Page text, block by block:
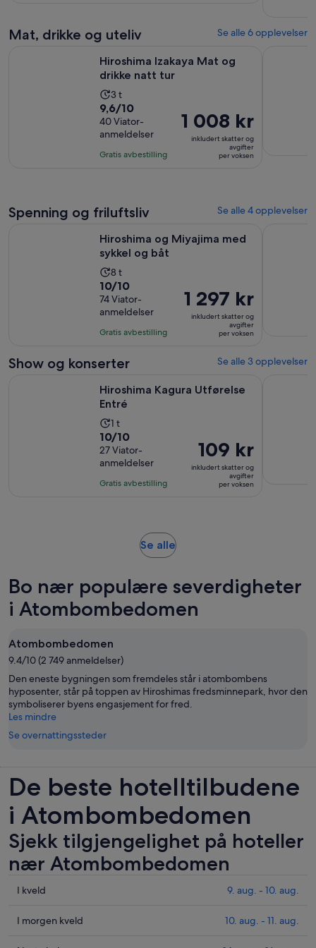
Mat, drikke og uteliv Se alle 6 opplevelser
Hiroshima Izakaya Mat og
drikke natt tur
Aktivitetens
varighet
er
3
timer
3 t
9.6
av
10
med
9,6/10
40 Viator-
anmeldelser
Gratis avbestilling
Prisen
er
1 008 kr
1 008 kr
inkludert skatter og
avgifter
per voksen
Spenning og friluftsliv Se alle 4 opplevelser
Hiroshima og Miyajima med
sykkel og båt
Aktivitetens
varighet
er
8
timer
8 t
10.0
av
10
med
anmeldelser
10/10
74 Viator-
anmeldelser
Gratis avbestilling
Prisen
er
1 297 kr
1 297 kr
inkludert skatter og
avgifter
per voksen
Show og konserter Se alle 3 opplevelser
Hiroshima Kagura Utførelse
Entré
Aktivitetens
varighet
er
1
time
1 t
10.0
av
10
med
10/10
27 Viator-
anmeldelser
Gratis avbestilling
Prisen
er
109 kr
109 kr
inkludert skatter og
avgifter
per voksen
Se alleÅpnes
ny
Bo nær populære severdigheter
i Atombombedomen
Atombombedomen
9.4/10 (2 749 anmeldelser)
Den eneste bygningen som fremdeles står i atombombens
hyposenter, står på toppen av Hiroshimas fredsminnepark, hvor den
symboliserer byens engasjement for fred.
Les mindre
Se overnattingssteder
De beste hotelltilbudene
i Atombombedomen
Sjekk tilgjengelighet på hoteller
nær Atombombedomen
Sjekk
nær
I kveld 9. aug. - 10. aug.
Sjekk
I morgen kveld 10. aug. - 11. aug.